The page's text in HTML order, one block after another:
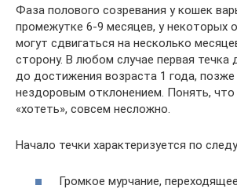
Фаза полового созревания у кошек
промежутке 6-9 месяцев, у некоторых
могут сдвигаться на несколько
сторону. В любом случае первая течка
до достижения возраста 1 года, позже
нездоровым отклонением. Понять,
«хотеть», совсем несложно.
Начало течки характеризуется по
Громкое мурчание,